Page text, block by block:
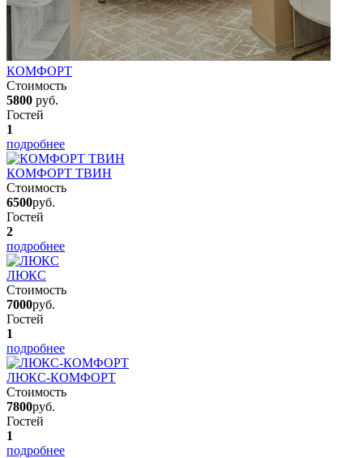
КОМФОРТ
Стоимость
5800 руб.
Гостей
1
подробнее
КОМФОРТ ТВИН
Стоимость
6500руб.
Гостей
2
подробнее
ЛЮКС
Стоимость
7000руб.
Гостей
1
подробнее
ЛЮКС-КОМФОРТ
Стоимость
7800руб.
Гостей
1
подробнее